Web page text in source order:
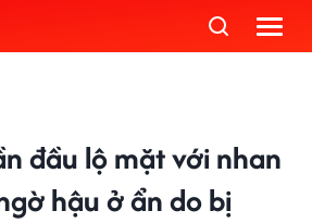
đầu lộ mặt với nhan
hậu ở ẩn do bị